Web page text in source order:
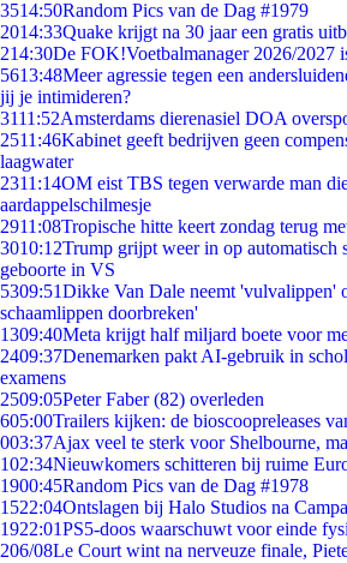
3514:50Random Pics van de Dag #1979
2014:33Quake krijgt na 30 jaar een gratis
214:30De FOK!Voetbalmanager 2026/2027
5613:48Meer agressie tegen een
jij je intimideren?
3111:52Amsterdams dierenasiel DOA
2511:46Kabinet geeft bedrijven geen
laagwater
2311:14OM eist TBS tegen verwarde man
aardappelschilmesje
2911:08Tropische hitte keert zondag terug
3010:12Trump grijpt weer in op automatisch
geboorte in VS
5309:51Dikke Van Dale neemt 'vulvalippen'
schaamlippen doorbreken'
1309:40Meta krijgt half miljard boete voor
2409:37Denemarken pakt AI-gebruik in
examens
2509:05Peter Faber (82) overleden
605:00Trailers kijken: de bioscoopreleases
003:37Ajax veel te sterk voor Shelbourne,
102:34Nieuwkomers schitteren bij ruime
1900:45Random Pics van de Dag #1978
1522:04Ontslagen bij Halo Studios na
1922:01PS5-doos waarschuwt voor einde
206/08Le Court wint na nerveuze finale,